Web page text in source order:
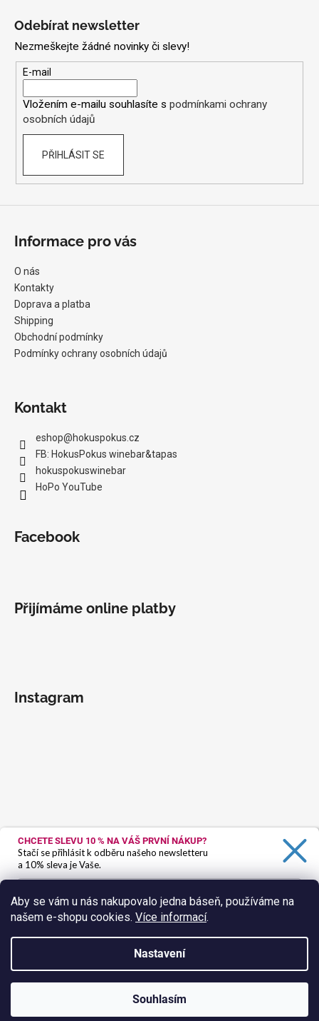
Aby se vám u nás nakupovalo jedna báseň, používáme na
našem e-shopu cookies. Více informací.
Nastavení
Souhlasím
Odebírat newsletter
Nezmeškejte žádné novinky či slevy!
E-mail
Vložením e-mailu souhlasíte s podmínkami ochrany
osobních údajů
PŘIHLÁSIT SE
Informace pro vás
O nás
Kontakty
Doprava a platba
Shipping
Obchodní podmínky
Podmínky ochrany osobních údajů
Kontakt
eshop@hokuspokus.cz
FB: HokusPokus winebar&tapas
hokuspokuswinebar
HoPo YouTube
Facebook
Přijímáme online platby
Instagram
Sledovat na Instagramu
CHCETE SLEVU 10 % NA VÁŠ PRVNÍ NÁKUP?
Stačí se přihlásit k odběru našeho newsletteru
a 10% sleva je Vaše.
Ano, chci se přihlásit
Zásady zpracování osobních údajů